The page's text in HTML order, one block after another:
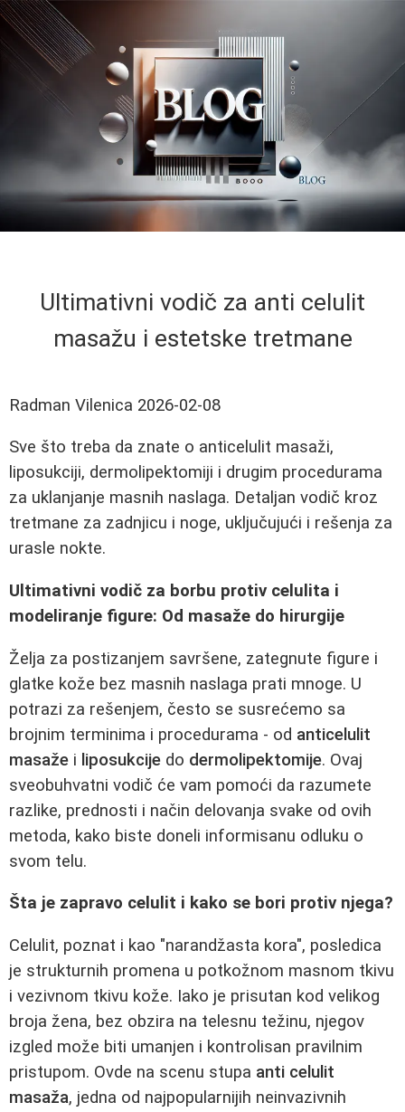
Ultimativni vodič za anti celulit
masažu i estetske tretmane
Radman Vilenica 2026-02-08
Sve što treba da znate o anticelulit masaži,
liposukciji, dermolipektomiji i drugim procedurama
za uklanjanje masnih naslaga. Detaljan vodič kroz
tretmane za zadnjicu i noge, uključujući i rešenja za
urasle nokte.
Ultimativni vodič za borbu protiv celulita i
modeliranje figure: Od masaže do hirurgije
Želja za postizanjem savršene, zategnute figure i
glatke kože bez masnih naslaga prati mnoge. U
potrazi za rešenjem, često se susrećemo sa
brojnim terminima i procedurama - od anticelulit
masaže i liposukcije do dermolipektomije. Ovaj
sveobuhvatni vodič će vam pomoći da razumete
razlike, prednosti i način delovanja svake od ovih
metoda, kako biste doneli informisanu odluku o
svom telu.
Šta je zapravo celulit i kako se bori protiv njega?
Celulit, poznat i kao "narandžasta kora", posledica
je strukturnih promena u potkožnom masnom tkivu
i vezivnom tkivu kože. Iako je prisutan kod velikog
broja žena, bez obzira na telesnu težinu, njegov
izgled može biti umanjen i kontrolisan pravilnim
pristupom. Ovde na scenu stupa anti celulit
masaža, jedna od najpopularnijih neinvazivnih